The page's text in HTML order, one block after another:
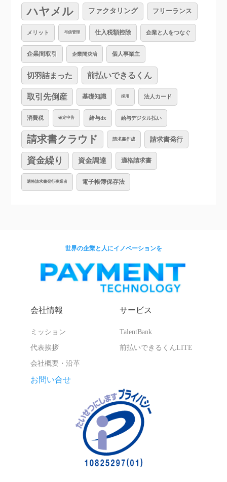
ハヤメル ファクタリング フリーランス
メリット 与信管理 仕入税額控除 企業と人をつなぐ
企業間取引 企業間決済 個人事業主
切羽詰まった 前払いできるくん
取引先倒産 基礎知識 採用 法人カード
消費税 確定申告 給与dx 給与デジタル払い
請求書クラウド 請求書作成 請求書発行
資金繰り 資金調達 適格請求書
適格請求書発行事業者 電子帳簿保存法
世界の企業と人にイノベーションを
会社情報
ミッション
代表挨拶
会社概要・沿革
サービス
TalentBank
前払いできるくんLITE
お問い合せ